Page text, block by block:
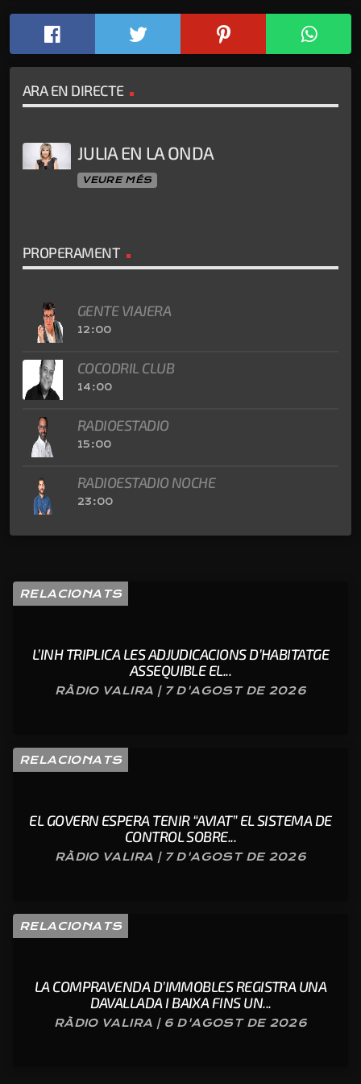
ARA EN DIRECTE
JULIA EN LA ONDA
VEURE MÉS
PROPERAMENT
GENTE VIAJERA
12:00
COCODRIL CLUB
14:00
RADIOESTADIO
15:00
RADIOESTADIO NOCHE
23:00
RELACIONATS
L’INH TRIPLICA LES ADJUDICACIONS D’HABITATGE
ASSEQUIBLE EL...
RÀDIO VALIRA | 7 D'AGOST DE 2026
RELACIONATS
EL GOVERN ESPERA TENIR “AVIAT” EL SISTEMA DE
CONTROL SOBRE...
RÀDIO VALIRA | 7 D'AGOST DE 2026
RELACIONATS
LA COMPRAVENDA D’IMMOBLES REGISTRA UNA
DAVALLADA I BAIXA FINS UN...
RÀDIO VALIRA | 6 D'AGOST DE 2026